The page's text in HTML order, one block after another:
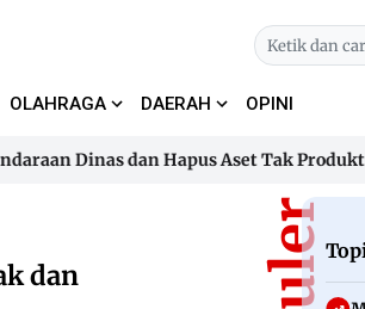
OLAHRAGA DAERAH OPINI
Dinas dan Hapus Aset Tak Produktif
Dinas dan Hapus Aset Tak Produktif
dan